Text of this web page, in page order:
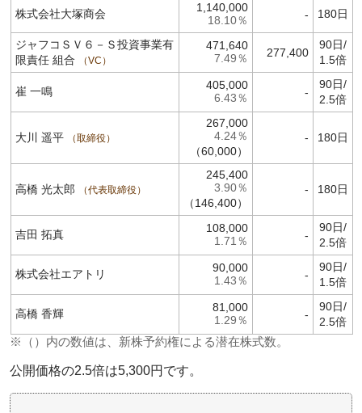
株式会社大塚商会 1,140,000
18.10％ - 180日
ジャフコＳＶ６－Ｓ投資事業有
限責任 組合
VC
471,640
7.49％ 277,400
90日/
1.5倍
崔 一鳴 405,000
6.43％ -
90日/
2.5倍
大川 遥平 取締役
267,000
4.24％
（60,000）
- 180日
高橋 光太郎 代表取締役
245,400
3.90％
（146,400）
- 180日
吉田 拓真 108,000
1.71％ -
90日/
2.5倍
株式会社エアトリ 90,000
1.43％ -
90日/
1.5倍
高橋 香輝 81,000
1.29％ -
90日/
2.5倍
※（）内の数値は、新株予約権による潜在株式数。
公開価格の2.5倍は5,300円です。